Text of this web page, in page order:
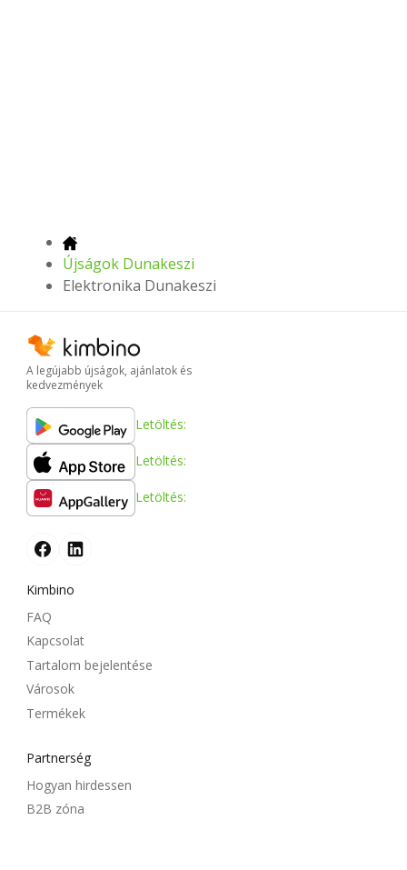
Újságok Dunakeszi
Elektronika Dunakeszi
A legújabb újságok, ajánlatok és
kedvezmények
Letöltés:
Letöltés:
Letöltés:
Kimbino
FAQ
Kapcsolat
Tartalom bejelentése
Városok
Termékek
Partnerség
Hogyan hirdessen
B2B zóna